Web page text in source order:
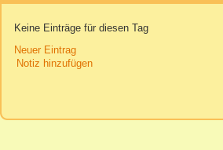
Keine Einträge für diesen Tag
Neuer Eintrag
Notiz hinzufügen